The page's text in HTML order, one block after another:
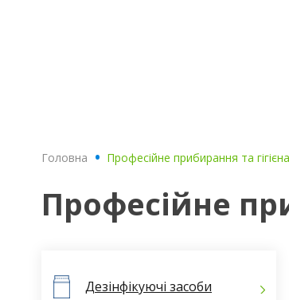
Головна . Професійне прибирання та гігієна
Професійне
Дезінфікуючі засоби